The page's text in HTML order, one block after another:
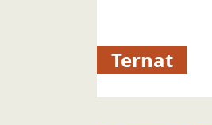
Ternat